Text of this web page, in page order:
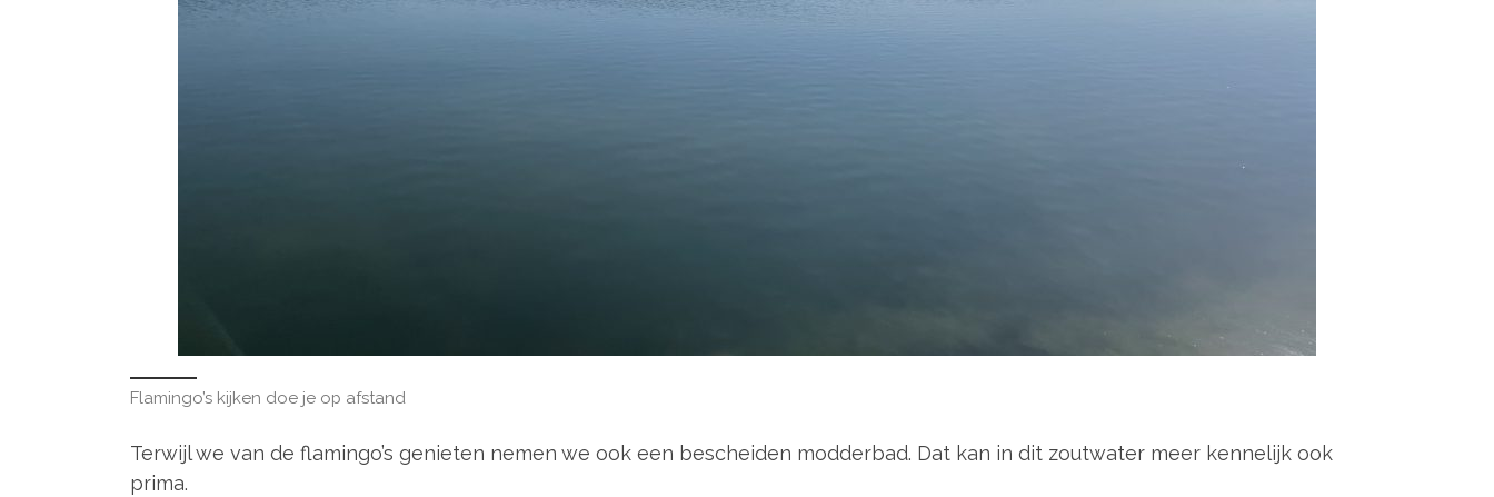
Flamingo’s kijken doe je op afstand
Terwijl we van de flamingo’s genieten nemen we ook een bescheiden modderbad. Dat kan in dit zoutwater meer kennelijk ook
prima.